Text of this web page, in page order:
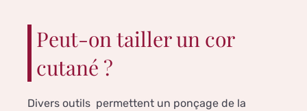
Peut-on tailler un cor
cutané ?
Divers outils permettent un ponçage de la